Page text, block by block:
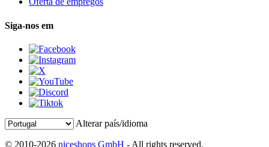
Siga-nos em
Alterar país/idioma
© 2010-2026 niceshops GmbH - All rights reserved.